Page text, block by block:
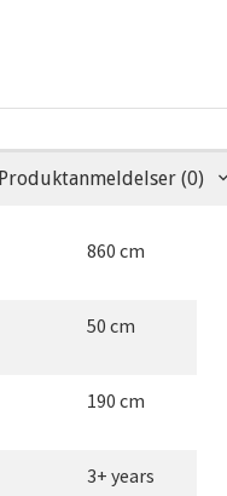
Produktanmeldelser (0)
860 cm
50 cm
190 cm
3+ years